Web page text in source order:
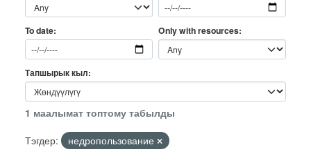
To date Only with resources
Тапшырык кыл
1 маалымат топтому табылды
Тэгдер:
недропользование